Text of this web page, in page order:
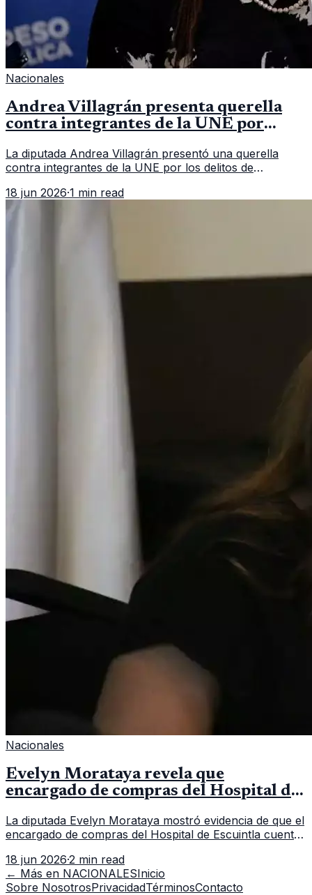
Nacionales
Andrea Villagrán presenta querella
contra integrantes de la UNE por
La diputada Andrea Villagrán presentó una querella
contra integrantes de la UNE por los delitos de
18 jun 2026·1 min read
Nacionales
Evelyn Morataya revela que
encargado de compras del Hospital de
La diputada Evelyn Morataya mostró evidencia de que el
encargado de compras del Hospital de Escuintla cuenta
capacitación en la capital.
18 jun 2026·2 min read
← Más en NACIONALESInicio
Sobre NosotrosPrivacidadTérminosContacto